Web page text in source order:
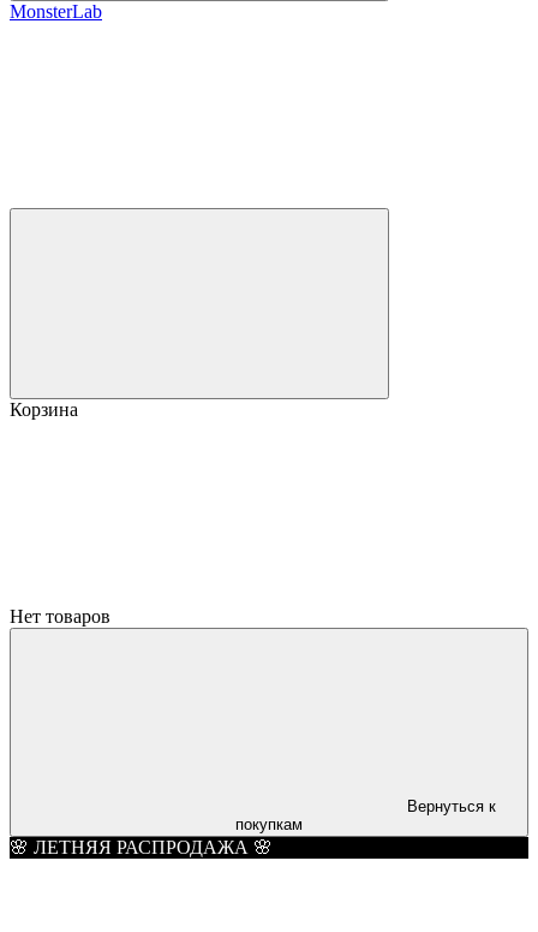
MonsterLab
Корзина
Нет товаров
Вернуться к
покупкам
🌸 ЛЕТНЯЯ РАСПРОДАЖА 🌸